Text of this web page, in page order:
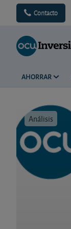
Contacto
AHORRAR
Análisis